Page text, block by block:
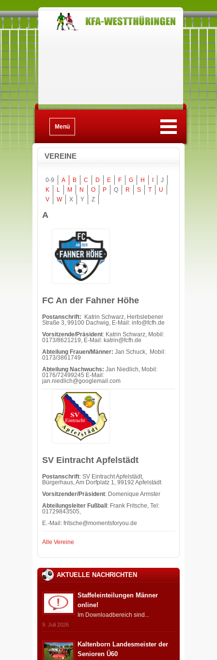
Menü
VEREINE
0-9 A B C D E F G H
J
K
L M N O P Q R S T
U
V
W X Y Z
A
FC An der Fahner Höhe
Postanschrift:
Katrin Schwarz, Herbslebener
Straße 3, 99100 Dachwig, E-Mail: info@fcfh.de
Vorsitzende/Präsident: Katrin Schwarz, Mobil:
0173/8621219, E-Mail: katrin@fcfh.de
Abteilung Frauen/Männer: Jan Schuck, Mobil:
0173/3861749
Abteilung Nachwuchs: Jan Niedlich, Mobil:
0176/72499245 E-Mail:
jan.niedlich@googlemail.com
SV Eintracht Apfelstädt
Postanschrift: SV Eintracht Apfelstädt,
Bürgerhaus, Am Dorfplatz 1, 99192 Apfelstädt
Vorsitzender/Präsident: Domenique Armster
Abteilungsleiter Fußball : Frank Fritsche, Tel:
01729843505,
E.-Mail: fritsche@momentsforyou.de
Alle Vereine
AKTUELLE NACHRICHTEN
Staffeleinteilungen Männer
online!
Im Downloadbereich sind...
9. Juli 2026
Kaltenborn Landesmeister der
Senioren Ü60